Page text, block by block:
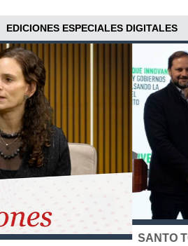
EDICIONES ESPECIALES DIGITALES
SANTO TOMÁS